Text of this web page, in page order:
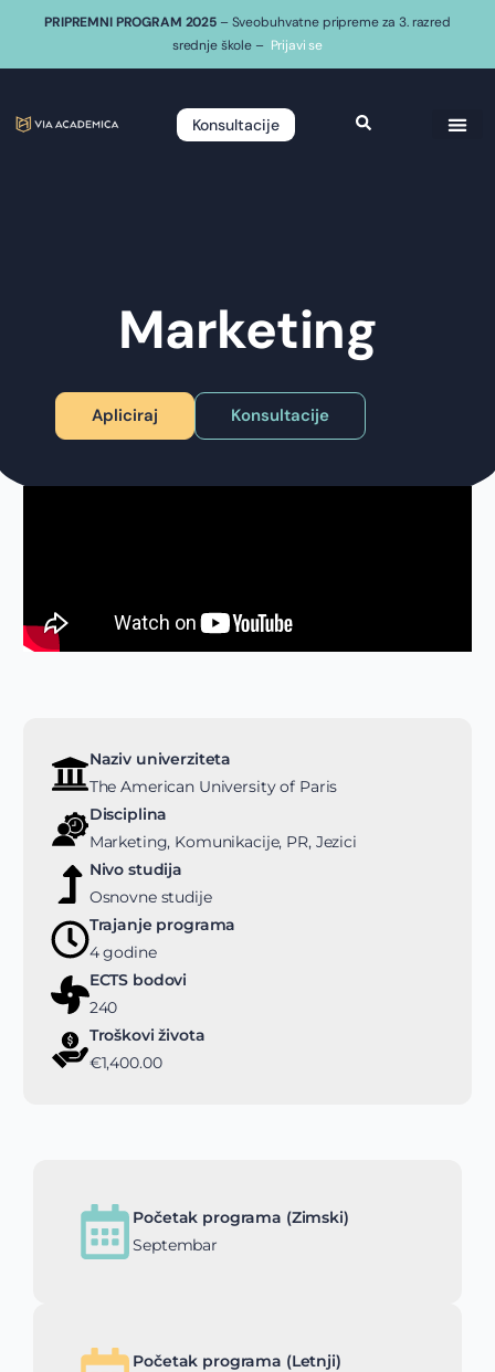
PRIPREMNI PROGRAM 2025 – Sveobuhvatne pripreme za 3. razred
srednje škole – Prijavi se
Konsultacije
Marketing
Apliciraj Konsultacije
Naziv univerziteta
The American University of Paris
Disciplina
Marketing, Komunikacije, PR, Jezici
Nivo studija
Osnovne studije
Trajanje programa
4 godine
ECTS bodovi
240
Troškovi života
€1,400.00
Početak programa (Zimski)
Septembar
Početak programa (Letnji)